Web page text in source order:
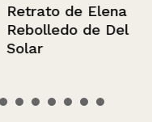
de Elena
de Del